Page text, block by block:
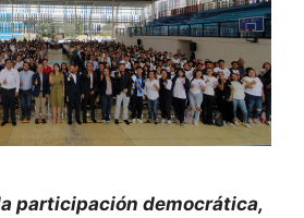
participación democrática,